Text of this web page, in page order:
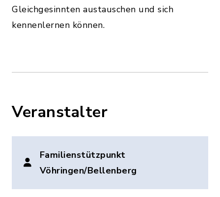
Gleichgesinnten austauschen und sich
kennenlernen können.
Veranstalter
Familienstützpunkt
Vöhringen/Bellenberg